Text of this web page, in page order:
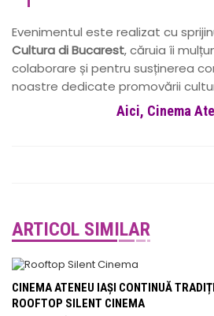
Evenimentul este realizat cu
Cultura di Bucarest, căruia îi
colaborare și pentru susținerea
noastre dedicate promovării
Aici, Cinema
ARTICOL SIMILAR
CINEMA ATENEU IAȘI CONTINUĂ
ROOFTOP SILENT CINEMA